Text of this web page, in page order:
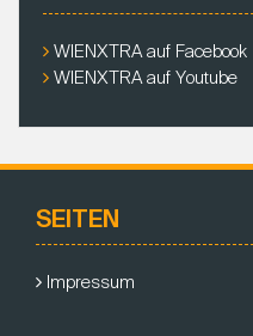
WIENXTRA auf Facebook
WIENXTRA auf Youtube
SEITEN
Impressum